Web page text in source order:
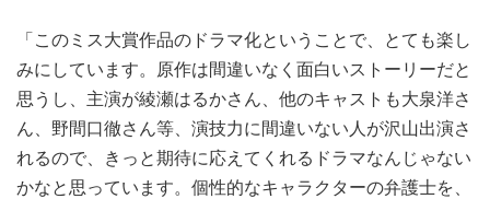
「このミス大賞作品のドラマ化ということで、とても楽し
みにしています。原作は間違いなく面白いストーリーだと
思うし、主演が綾瀬はるかさん、他のキャストも大泉洋さ
ん、野間口徹さん等、演技力に間違いない人が沢山出演さ
れるので、きっと期待に応えてくれるドラマなんじゃない
かなと思っています。個性的なキャラクターの弁護士を、